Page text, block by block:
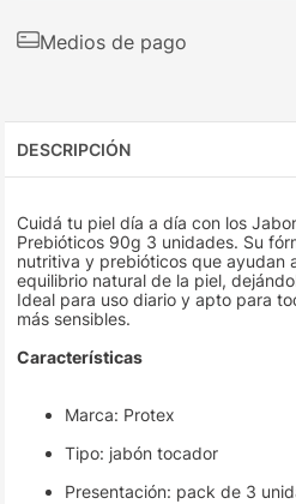
Medios de pago
DESCRIPCIÓN
Cuidá tu piel día a día con los
Prebióticos 90g 3 unidades. Su
nutritiva y prebióticos que ayudan
equilibrio natural de la piel,
Ideal para uso diario y apto para
más sensibles.
Características
Marca: Protex
Tipo: jabón tocador
Presentación: pack de 3